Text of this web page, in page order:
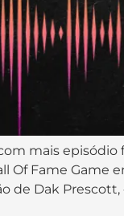
mais
Of Fame Game
de Dak